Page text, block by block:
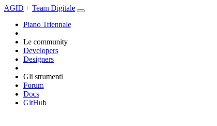
AGID + Team Digitale
Piano Triennale
Le community
Developers
Designers
Gli strumenti
Forum
Docs
GitHub